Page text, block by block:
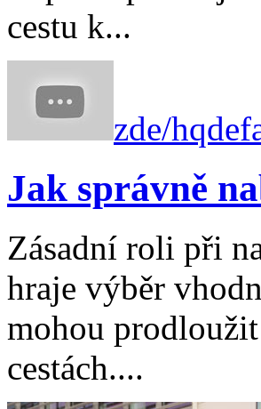
cestu k...
zde/
Jak správně
Zásadní roli při
hraje výběr
mohou
cestách....